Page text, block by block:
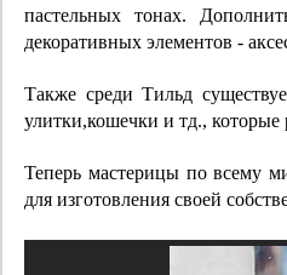
пастельных тонах.
декоративных элементов -
Также среди Тильд
улитки,кошечки и тд.,
Теперь мастерицы по всему
для изготовления своей